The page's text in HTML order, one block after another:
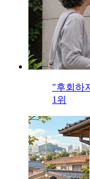
"후회하
1위